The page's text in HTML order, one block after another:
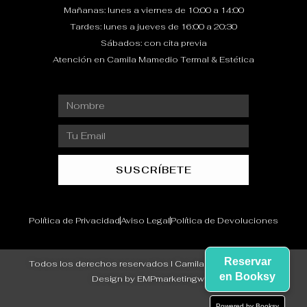
Mañanas: lunes a viernes de 10:00 a 14:00
Tardes: lunes a jueves de 16:00 a 20:30
Sábados: con cita previa
Atención en Camila Mamedio Termal & Estética
Nombre
Email
SUSCRÍBETE
Política de PrivacidadAviso LegalPolítica de Devoluciones
Todos los derechos reservados I CamilaMamedio©2024 I
Design by EMPmarketingweb
Reservar
en Booksy